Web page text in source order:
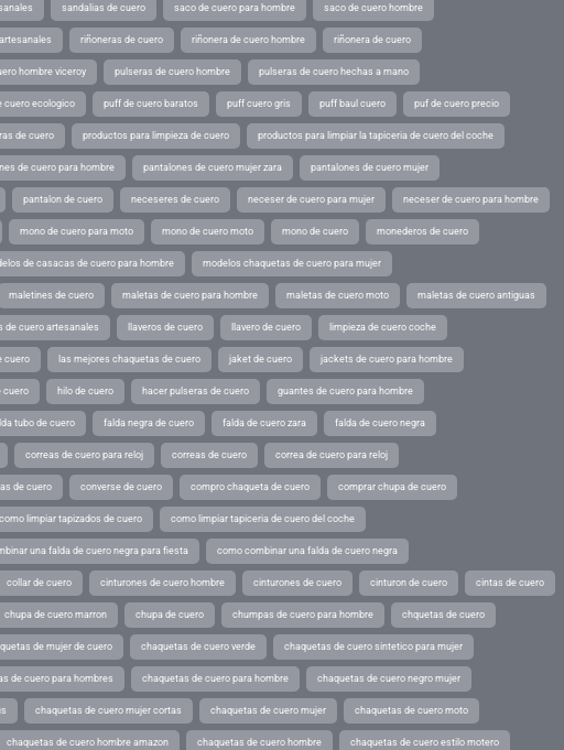
sandalias de cuero saco de cuero para hombre saco de cuero hombre
riñoneras de cuero riñonera de cuero hombre riñonera de cuero
hombre viceroy pulseras de cuero hombre pulseras de cuero hechas a mano
cuero ecologico puff de cuero baratos puff cuero gris puff baul cuero puf de cuero precio
de cuero productos para limpieza de cuero productos para limpiar la tapiceria de cuero del coche
de cuero para hombre pantalones de cuero mujer zara pantalones de cuero mujer
pantalon de cuero neceseres de cuero neceser de cuero para mujer neceser de cuero para hombre
mono de cuero para moto mono de cuero moto mono de cuero monederos de cuero
de casacas de cuero para hombre modelos chaquetas de cuero para mujer
maletines de cuero maletas de cuero para hombre maletas de cuero moto maletas de cuero antiguas
de cuero artesanales llaveros de cuero llavero de cuero limpieza de cuero coche
cuero las mejores chaquetas de cuero jaket de cuero jackets de cuero para hombre
cuero hilo de cuero hacer pulseras de cuero guantes de cuero para hombre
tubo de cuero falda negra de cuero falda de cuero zara falda de cuero negra
correas de cuero para reloj correas de cuero correa de cuero para reloj
de cuero converse de cuero compro chaqueta de cuero comprar chupa de cuero
como limpiar tapizados de cuero como limpiar tapiceria de cuero del coche
una falda de cuero negra para fiesta como combinar una falda de cuero negra
collar de cuero cinturones de cuero hombre cinturones de cuero cinturon de cuero cintas de cuero
chupa de cuero marron chupa de cuero chumpas de cuero para hombre chquetas de cuero
de mujer de cuero chaquetas de cuero verde chaquetas de cuero sintetico para mujer
de cuero para hombres chaquetas de cuero para hombre chaquetas de cuero negro mujer
chaquetas de cuero mujer cortas chaquetas de cuero mujer chaquetas de cuero moto
chaquetas de cuero hombre amazon chaquetas de cuero hombre chaquetas de cuero estilo motero